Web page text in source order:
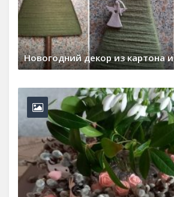
Новогодний декор из картона и